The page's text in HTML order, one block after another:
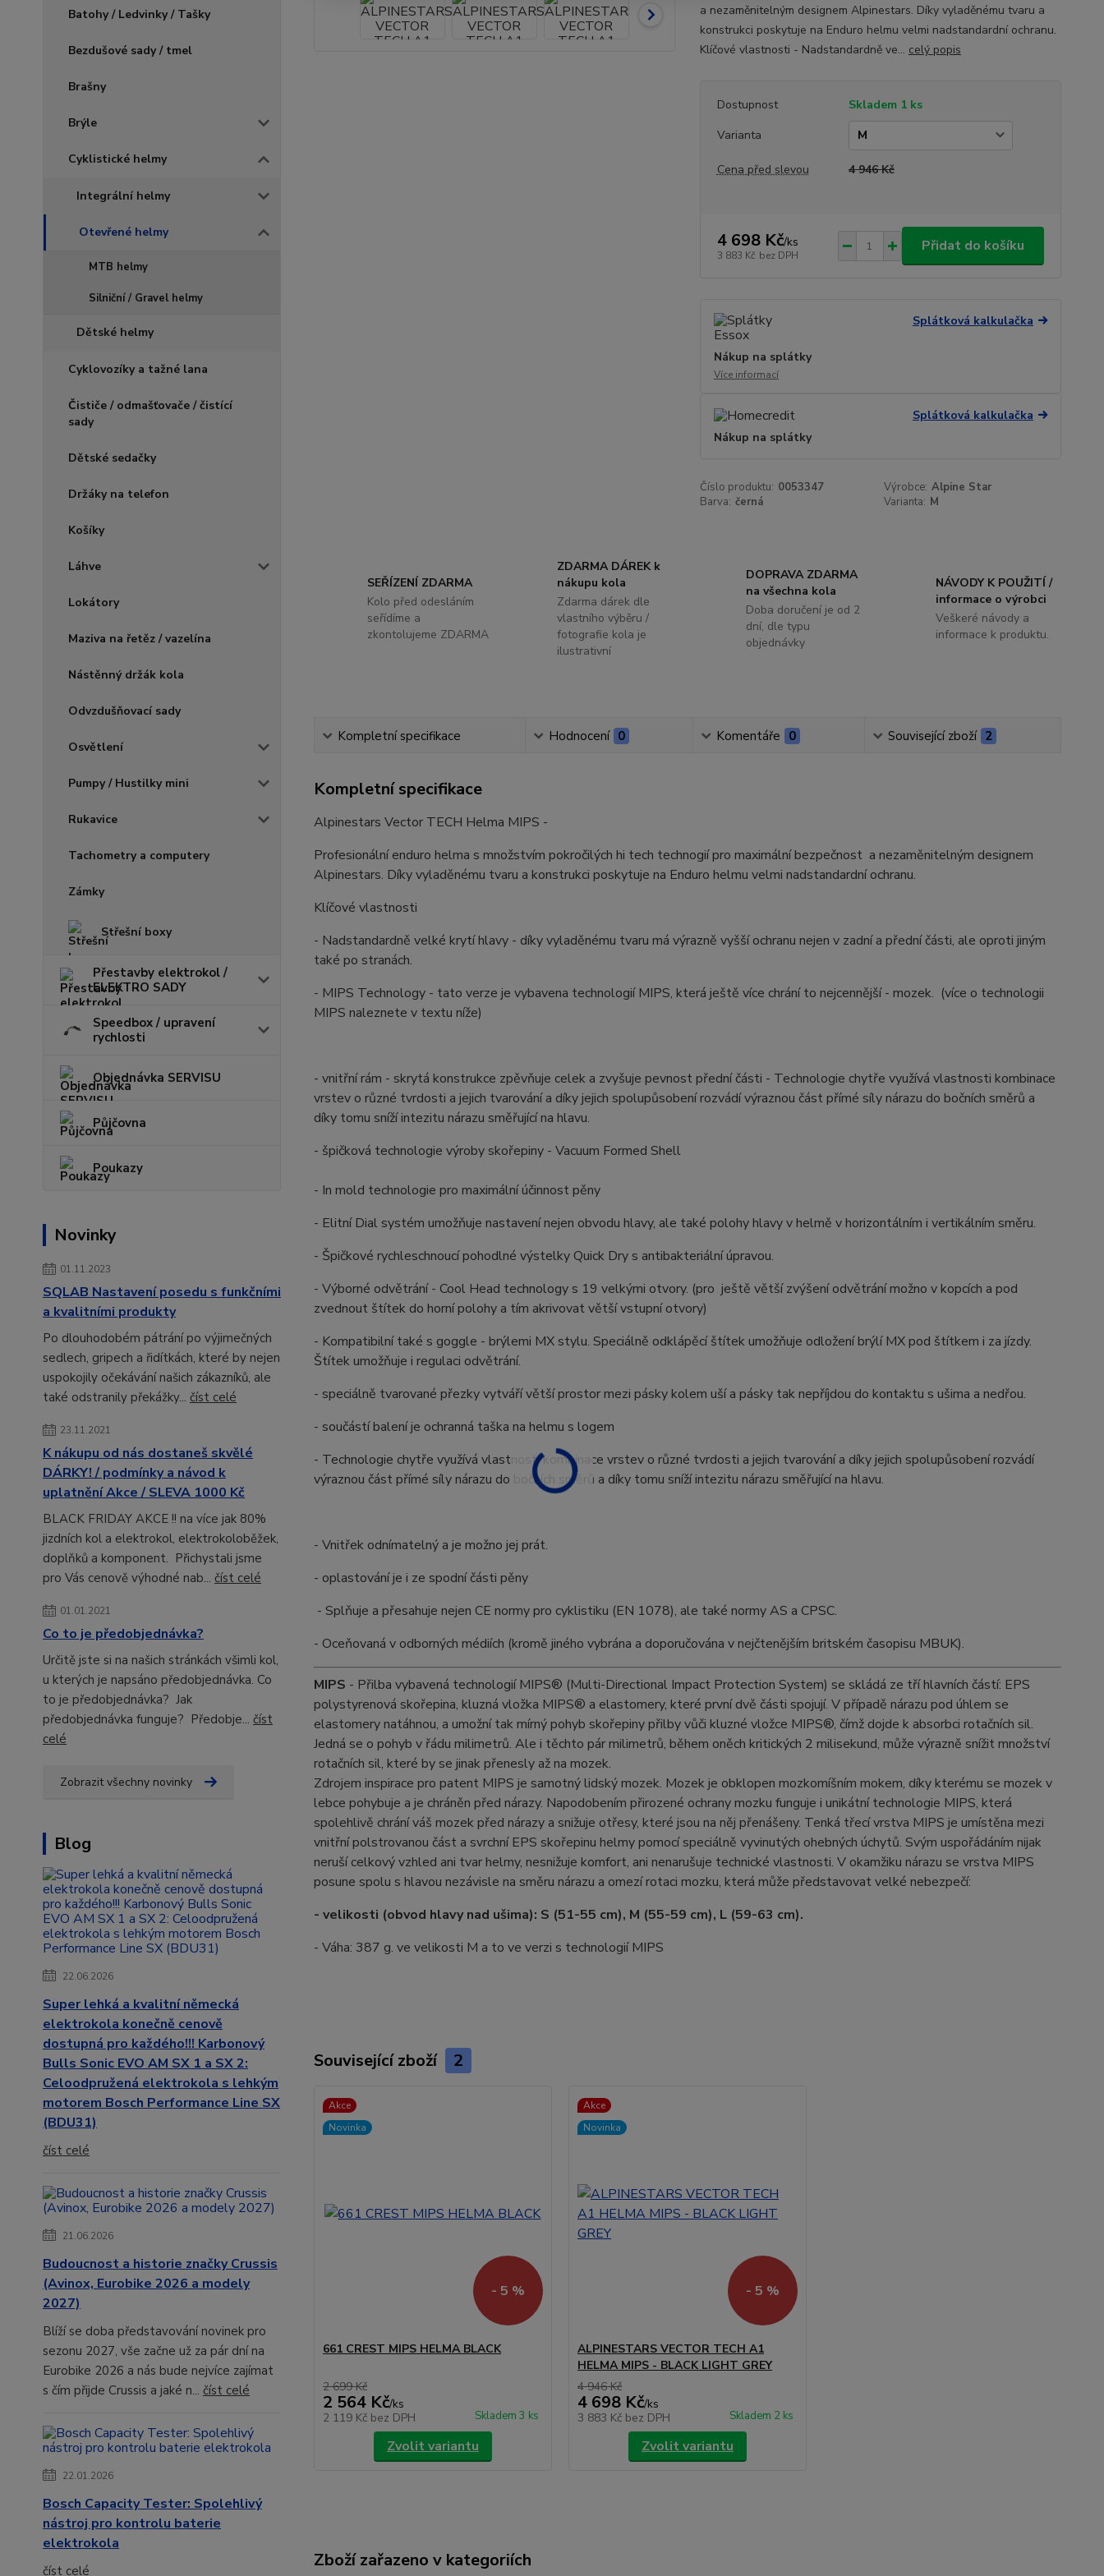
Batohy / Ledvinky / Tašky
Bezdušové sady / tmel
Brašny
Brýle
Cyklistické helmy
Integrální helmy
Otevřené helmy
MTB helmy
Silniční / Gravel helmy
Dětské helmy
Cyklovozíky a tažné lana
Čističe / odmašťovače / čistící
sady
Dětské sedačky
Držáky na telefon
Košíky
Láhve
Lokátory
Maziva na řetěz / vazelína
Nástěnný držák kola
Odvzdušňovací sady
Osvětlení
Pumpy / Hustilky mini
Rukavice
Tachometry a computery
Zámky
Střešní boxy
Přestavby elektrokol /
ELEKTRO SADY
Speedbox / upravení
rychlosti
Objednávka SERVISU
Půjčovna
Poukazy
Novinky
01.11.2023
SQLAB Nastavení posedu s funkčními
a kvalitními produkty
Po dlouhodobém pátrání po výjimečných
sedlech, gripech a řidítkách, které by nejen
uspokojily očekávání našich zákazníků, ale
také odstranily překážky... číst celé
23.11.2021
K nákupu od nás dostaneš skvělé
DÁRKY! / podmínky a návod k
uplatnění Akce / SLEVA 1000 Kč
BLACK FRIDAY AKCE !! na více jak 80%
jizdních kol a elektrokol, elektrokoloběžek,
doplňků a komponent. Přichystali jsme
pro Vás cenově výhodné nab... číst celé
01.01.2021
Co to je předobjednávka?
Určitě jste si na našich stránkách všimli kol,
u kterých je napsáno předobjednávka. Co
to je předobjednávka? Jak
předobjednávka funguje? Předobje... číst
celé
Zobrazit všechny novinky
Blog
22.06.2026
Super lehká a kvalitní německá
elektrokola konečně cenově
dostupná pro každého!!! Karbonový
Bulls Sonic EVO AM SX 1 a SX 2:
Celoodpružená elektrokola s lehkým
motorem Bosch Performance Line SX
(BDU31)
číst celé
21.06.2026
Budoucnost a historie značky Crussis
(Avinox, Eurobike 2026 a modely
2027)
Blíží se doba představování novinek pro
sezonu 2027, vše začne už za pár dní na
Eurobike 2026 a nás bude nejvíce zajímat
s čím přijde Crussis a jaké n... číst celé
22.01.2026
Bosch Capacity Tester: Spolehlivý
nástroj pro kontrolu baterie
elektrokola
číst celé
a nezaměnitelným designem Alpinestars. Díky vyladěnému tvaru a
konstrukci poskytuje na Enduro helmu velmi nadstandardní ochranu.
Klíčové vlastnosti - Nadstandardně ve... celý popis
Dostupnost
Skladem 1 ks
Varianta
Cena před slevou 4 946 Kč
4 698 Kč/ks
3 883 Kč bez DPH
Přidat do košíku
Splátková kalkulačka
Nákup na splátky
Více informací
Splátková kalkulačka
Nákup na splátky
Číslo produktu: 0053347 Výrobce: Alpine Star
Barva: černá Varianta: M
SEŘÍZENÍ ZDARMA
Kolo před odesláním
seřídíme a
zkontolujeme ZDARMA
ZDARMA DÁREK k
nákupu kola
Zdarma dárek dle
vlastního výběru /
fotografie kola je
ilustrativní
DOPRAVA ZDARMA
na všechna kola
Doba doručení je od 2
dní, dle typu
objednávky
NÁVODY K POUŽITÍ /
informace o výrobci
Veškeré návody a
informace k produktu.
Kompletní specifikace Hodnocení 0 Komentáře 0 Související zboží 2
Kompletní specifikace
Alpinestars Vector TECH Helma MIPS -
Profesionální enduro helma s množstvím pokročilých hi tech technogií pro maximální bezpečnost a nezaměnitelným designem
Alpinestars. Díky vyladěnému tvaru a konstrukci poskytuje na Enduro helmu velmi nadstandardní ochranu.
Klíčové vlastnosti
- Nadstandardně velké krytí hlavy - díky vyladěnému tvaru má výrazně vyšší ochranu nejen v zadní a přední části, ale oproti jiným
také po stranách.
- MIPS Technology - tato verze je vybavena technologií MIPS, která ještě více chrání to nejcennější - mozek. (více o technologii
MIPS naleznete v textu níže)
- vnitřní rám - skrytá konstrukce zpěvňuje celek a zvyšuje pevnost přední části - Technologie chytře využívá vlastnosti kombinace
vrstev o různé tvrdosti a jejich tvarování a díky jejich spolupůsobení rozvádí výraznou část přímé síly nárazu do bočních směrů a
díky tomu sníží intezitu nárazu směřující na hlavu.
- špičková technologie výroby skořepiny - Vacuum Formed Shell
- In mold technologie pro maximální účinnost pěny
- Elitní Dial systém umožňuje nastavení nejen obvodu hlavy, ale také polohy hlavy v helmě v horizontálním i vertikálním směru.
- Špičkové rychleschnoucí pohodlné výstelky Quick Dry s antibakteriální úpravou.
- Výborné odvětrání - Cool Head technology s 19 velkými otvory. (pro ještě větší zvýšení odvětrání možno v kopcích a pod
zvednout štítek do horní polohy a tím akrivovat větší vstupní otvory)
- Kompatibilní také s goggle - brýlemi MX stylu. Speciálně odklápěcí štítek umožňuje odložení brýlí MX pod štítkem i za jízdy.
Štítek umožňuje i regulaci odvětrání.
- speciálně tvarované přezky vytváří větší prostor mezi pásky kolem uší a pásky tak nepříjdou do kontaktu s ušima a nedřou.
- součástí balení je ochranná taška na helmu s logem
- Technologie chytře využívá vlastnosti kombinace vrstev o různé tvrdosti a jejich tvarování a díky jejich spolupůsobení rozvádí
výraznou část přímé síly nárazu do bočních směrů a díky tomu sníží intezitu nárazu směřující na hlavu.
- Vnitřek odnímatelný a je možno jej prát.
- oplastování je i ze spodní části pěny
- Splňuje a přesahuje nejen CE normy pro cyklistiku (EN 1078), ale také normy AS a CPSC.
- Oceňovaná v odborných médiích (kromě jiného vybrána a doporučována v nejčtenějším britském časopisu MBUK).
MIPS - Přilba vybavená technologií MIPS® (Multi-Directional Impact Protection System) se skládá ze tří hlavních částí: EPS
polystyrenová skořepina, kluzná vložka MIPS® a elastomery, které první dvě části spojují. V případě nárazu pod úhlem se
elastomery natáhnou, a umožní tak mírný pohyb skořepiny přilby vůči kluzné vložce MIPS®, čímž dojde k absorbci rotačních sil.
Jedná se o pohyb v řádu milimetrů. Ale i těchto pár milimetrů, během oněch kritických 2 milisekund, může výrazně snížit množství
rotačních sil, které by se jinak přenesly až na mozek.
Zdrojem inspirace pro patent MIPS je samotný lidský mozek. Mozek je obklopen mozkomíšním mokem, díky kterému se mozek v
lebce pohybuje a je chráněn před nárazy. Napodobením přirozené ochrany mozku funguje i unikátní technologie MIPS, která
spolehlivě chrání váš mozek před nárazy a snižuje otřesy, které jsou na něj přenášeny. Tenká třecí vrstva MIPS je umístěna mezi
vnitřní polstrovanou část a svrchní EPS skořepinu helmy pomocí speciálně vyvinutých ohebných úchytů. Svým uspořádáním nijak
neruší celkový vzhled ani tvar helmy, nesnižuje komfort, ani nenarušuje technické vlastnosti. V okamžiku nárazu se vrstva MIPS
posune spolu s hlavou nezávisle na směru nárazu a omezí rotaci mozku, která může představovat velké nebezpečí:
- velikosti (obvod hlavy nad ušima): S (51-55 cm), M (55-59 cm), L (59-63 cm).
- Váha: 387 g. ve velikosti M a to ve verzi s technologií MIPS
Související zboží 2
Akce
Novinka
- 5 %
661 CREST MIPS HELMA BLACK
2 699 Kč
2 564 Kč/ks
2 119 Kč bez DPH Skladem 3 ks
Zvolit variantu
Akce
Novinka
- 5 %
ALPINESTARS VECTOR TECH A1
HELMA MIPS - BLACK LIGHT GREY
4 946 Kč
4 698 Kč/ks
3 883 Kč bez DPH Skladem 2 ks
Zvolit variantu
Zboží zařazeno v kategoriích